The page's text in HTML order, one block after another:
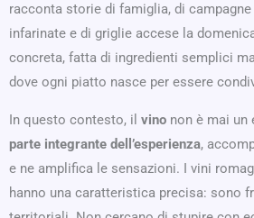
racconta storie di famiglia, di
infarinate e di griglie accese la
concreta, fatta di ingredienti semplici
dove ogni piatto nasce per essere
In questo contesto, il vino non è mai un
parte integrante dell’esperienza,
e ne amplifica le sensazioni. I vini
hanno una caratteristica precisa: sono